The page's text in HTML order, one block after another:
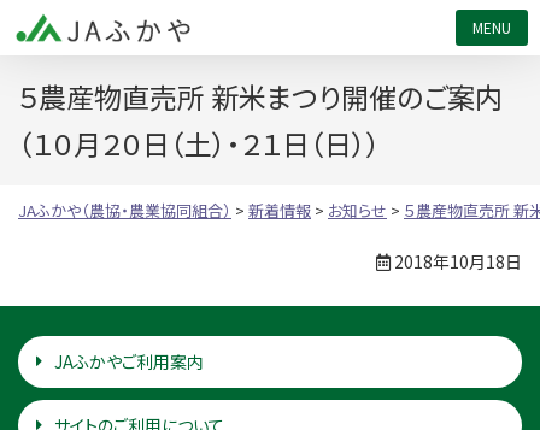
５農産物直売所 新米まつり開催のご案内
（１０月２０日（土）・２１日（日））
JAふかや（農協・農業協同組合） > 新着情報 > お知らせ > ５農産物直売所 新米
2018年10月18日
JAふかやご利用案内
サイトのご利用について